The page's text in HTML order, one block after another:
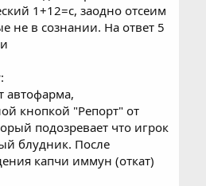
1+12=c, заодно отсеим
не в сознании. На ответ 5
автофарма,
кнопкой "Репорт" от
подозревает что игрок
блудник. После
капчи иммун (откат)